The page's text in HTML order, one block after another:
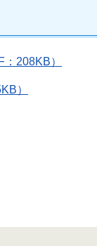
：208KB）
）